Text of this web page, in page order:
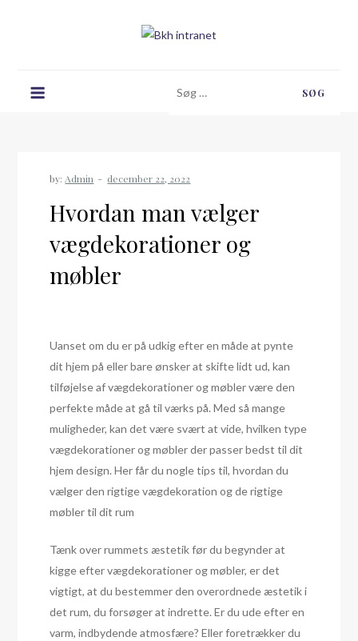
efter:
by:Admin
Hvordan man vælger
vægdekorationer og
møbler
Uanset om du er på udkig efter en måde at pynte
dit hjem på eller bare ønsker at skifte lidt ud, kan
tilføjelse af vægdekorationer og møbler være den
perfekte måde at gå til værks på. Med så mange
muligheder, kan det være svært at vide, hvilken type
vægdekorationer og møbler der passer bedst til dit
hjem design. Her får du nogle tips til, hvordan du
vælger den rigtige vægdekoration og de rigtige
møbler til dit rum
Tænk over rummets æstetik før du begynder at
kigge efter vægdekorationer og møbler, er det
vigtigt, at du bestemmer den overordnede æstetik i
det rum, du forsøger at indrette. Er du ude efter en
varm, indbydende atmosfære? Eller foretrækker du